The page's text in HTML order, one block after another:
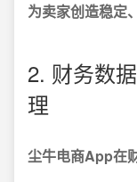
为卖家创造稳定
2. 财务数
理
尘牛电商App在